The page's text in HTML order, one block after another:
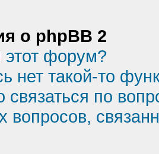
о phpBB 2
этот форум?
нет такой-то
по
вопросов,